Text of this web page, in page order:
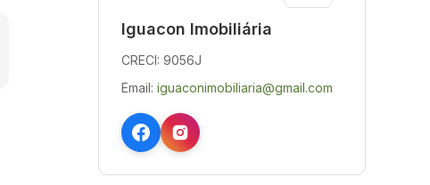
Iguacon Imobiliária
CRECI: 9056J
Email: iguaconimobiliaria@gmail.com